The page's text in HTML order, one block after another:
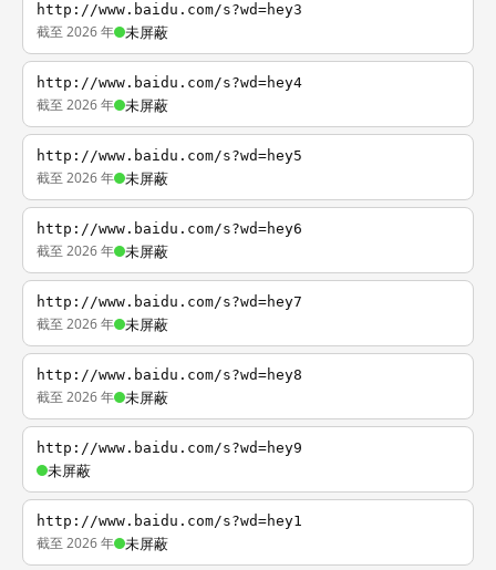
http://www.baidu.com/s?wd=hey3
截至 2026 年 未屏蔽
http://www.baidu.com/s?wd=hey4
截至 2026 年 未屏蔽
http://www.baidu.com/s?wd=hey5
截至 2026 年 未屏蔽
http://www.baidu.com/s?wd=hey6
截至 2026 年 未屏蔽
http://www.baidu.com/s?wd=hey7
截至 2026 年 未屏蔽
http://www.baidu.com/s?wd=hey8
截至 2026 年 未屏蔽
http://www.baidu.com/s?wd=hey9
未屏蔽
http://www.baidu.com/s?wd=hey1
截至 2026 年 未屏蔽